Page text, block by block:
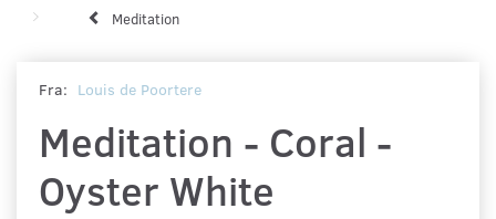
Meditation
Fra: Louis de Poortere
Meditation - Coral -
Oyster White